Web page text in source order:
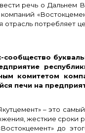
речь о Дальнем
потребляет
комитетом
печи на
– это
жесткие сроки
до